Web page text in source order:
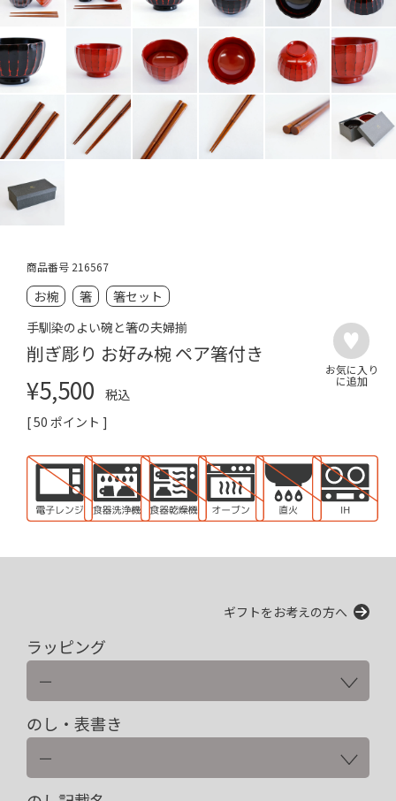
商品番号 216567
お椀 箸
箸セット
手馴染のよい碗と箸の夫婦揃
削ぎ彫り お好み椀 ペア箸付き
¥5,500
税込
[50 ポイント ]
ギフトをお考えの方へ
ラッピング
のし・表書き